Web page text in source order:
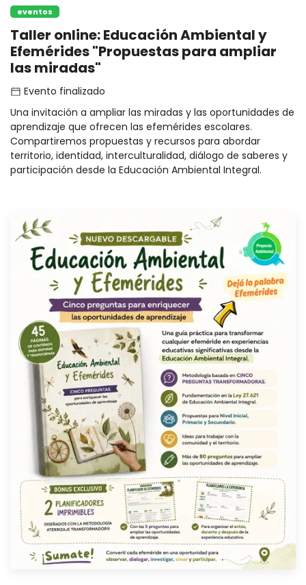
eventos
Taller online: Educación Ambiental y
Efemérides "Propuestas para ampliar
las miradas"
Evento finalizado
Una invitación a ampliar las miradas y las oportunidades de
aprendizaje que ofrecen las efemérides escolares.
Compartiremos propuestas y recursos para abordar
territorio, identidad, interculturalidad, diálogo de saberes y
participación desde la Educación Ambiental Integral.